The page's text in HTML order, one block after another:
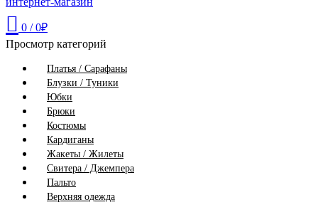
0 / 0₽
Просмотр категорий
Платья / Сарафаны
Блузки / Туники
Юбки
Брюки
Костюмы
Кардиганы
Жакеты / Жилеты
Свитера / Джемпера
Пальто
Верхняя одежда